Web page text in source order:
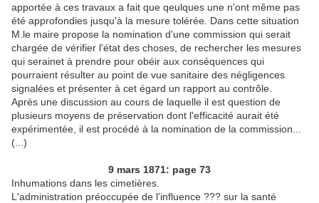
apportée à ces travaux a fait que qeulques une n'ont même pas
été approfondies jusqu'à la mesure tolérée. Dans cette situation
M.le maire propose la nomination d'une commission qui serait
chargée de vérifier l'état des choses, de rechercher les mesures
qui serainet à prendre pour obéir aux conséquences qui
pourraient résulter au point de vue sanitaire des négligences
signalées et présenter à cet égard un rapport au contrôle.
Après une discussion au cours de laquelle il est question de
plusieurs moyens de préservation dont l'efficacité aurait été
expérimentée, il est procédé à la nomination de la commission...
(...)
9 mars 1871: page 73
Inhumations dans les cimetières.
L'administration préoccupée de l'influence ??? sur la santé